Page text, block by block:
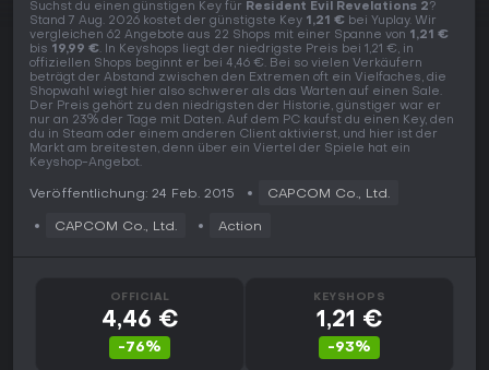
Suchst du einen günstigen Key für Resident Evil Revelations 2?
Stand 7 Aug. 2026 kostet der günstigste Key 1,21 € bei Yuplay. Wir
vergleichen 62 Angebote aus 22 Shops mit einer Spanne von 1,21 €
bis 19,99 €. In Keyshops liegt der niedrigste Preis bei 1,21 €, in
offiziellen Shops beginnt er bei 4,46 €. Bei so vielen Verkäufern
beträgt der Abstand zwischen den Extremen oft ein Vielfaches, die
Shopwahl wiegt hier also schwerer als das Warten auf einen Sale.
Der Preis gehört zu den niedrigsten der Historie, günstiger war er
nur an 23% der Tage mit Daten. Auf dem PC kaufst du einen Key, den
du in Steam oder einem anderen Client aktivierst, und hier ist der
Markt am breitesten, denn über ein Viertel der Spiele hat ein
Keyshop-Angebot.
Veröffentlichung: 24 Feb. 2015 CAPCOM Co., Ltd.
CAPCOM Co., Ltd. Action
OFFICIAL
4,46 €
-76%
KEYSHOPS
1,21 €
-93%